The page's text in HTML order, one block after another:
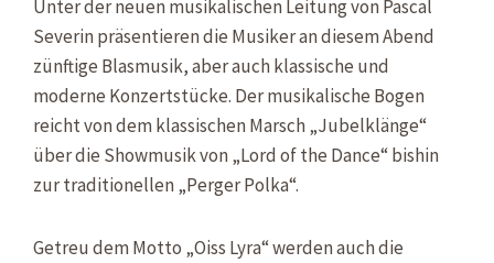
Unter der neuen musikalischen Leitung von Pascal
Severin präsentieren die Musiker an diesem Abend
zünftige Blasmusik, aber auch klassische und
moderne Konzertstücke. Der musikalische Bogen
reicht von dem klassischen Marsch „Jubelklänge“
über die Showmusik von „Lord of the Dance“ bishin
zur traditionellen „Perger Polka“.
Getreu dem Motto „Oiss Lyra“ werden auch die